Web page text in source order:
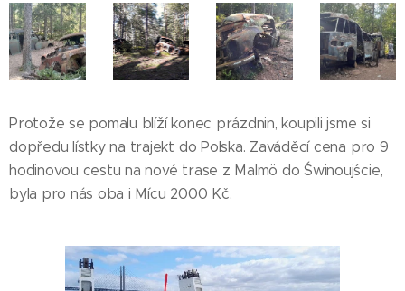
Protože se pomalu blíží konec prázdnin, koupili jsme si
dopředu lístky na trajekt do Polska. Zaváděcí cena pro 9
hodinovou cestu na nové trase z Malmö do Świnoujście,
byla pro nás oba i Mícu 2000 Kč.